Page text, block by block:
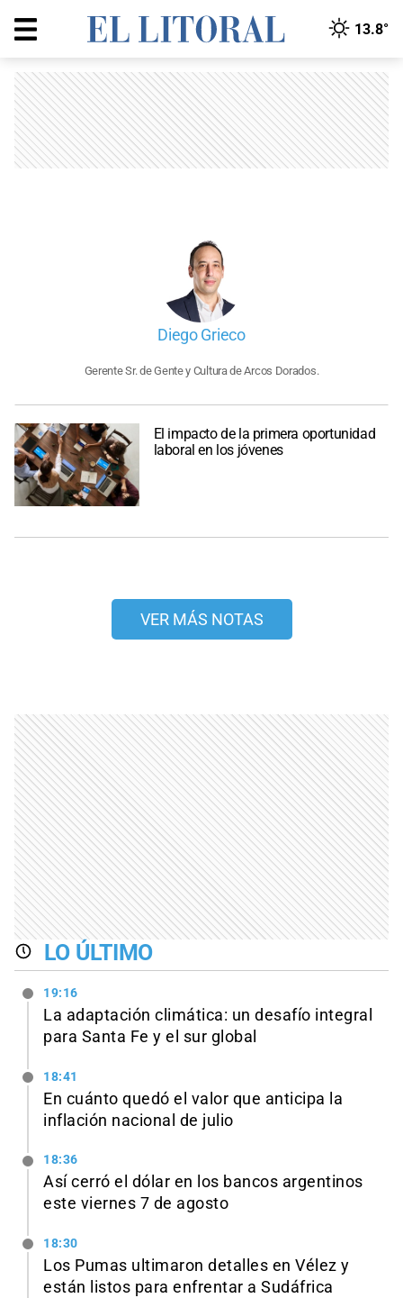
13.8°
Diego Grieco
Gerente Sr. de Gente y Cultura de Arcos Dorados.
El impacto de la primera oportunidad
laboral en los jóvenes
VER MÁS NOTAS
LO ÚLTIMO
19:16
La adaptación climática: un desafío integral
para Santa Fe y el sur global
18:41
En cuánto quedó el valor que anticipa la
inflación nacional de julio
18:36
Así cerró el dólar en los bancos argentinos
este viernes 7 de agosto
18:30
Los Pumas ultimaron detalles en Vélez y
están listos para enfrentar a Sudáfrica